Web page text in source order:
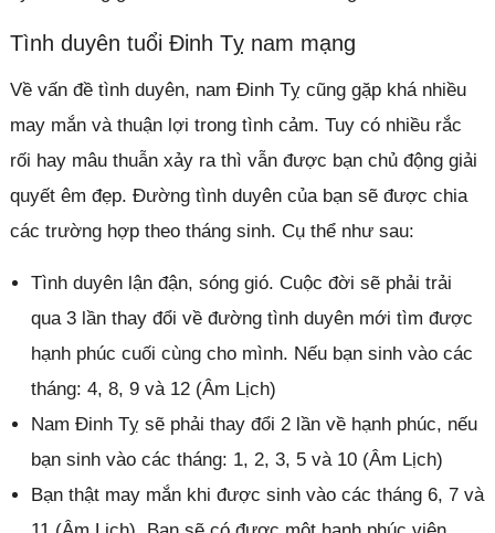
Tình duyên tuổi Đinh Tỵ nam mạng
Về vấn đề tình duyên, nam Đinh Tỵ cũng gặp khá nhiều
may mắn và thuận lợi trong tình cảm. Tuy có nhiều rắc
rối hay mâu thuẫn xảy ra thì vẫn được bạn chủ động giải
quyết êm đẹp. Đường tình duyên của bạn sẽ được chia
các trường hợp theo tháng sinh. Cụ thể như sau:
Tình duyên lận đận, sóng gió. Cuộc đời sẽ phải trải
qua 3 lần thay đổi về đường tình duyên mới tìm được
hạnh phúc cuối cùng cho mình. Nếu bạn sinh vào các
tháng: 4, 8, 9 và 12 (Âm Lịch)
Nam Đinh Tỵ sẽ phải thay đổi 2 lần về hạnh phúc, nếu
bạn sinh vào các tháng: 1, 2, 3, 5 và 10 (Âm Lịch)
Bạn thật may mắn khi được sinh vào các tháng 6, 7 và